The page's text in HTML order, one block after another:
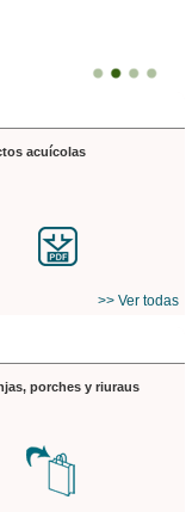
acuícolas
>> Ver todas
porches y riuraus